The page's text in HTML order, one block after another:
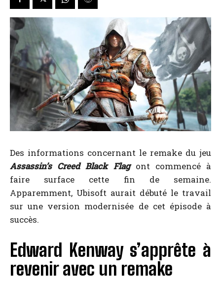
Des informations concernant le remake du jeu
Assassin’s Creed Black Flagont commencé à
faire surface cette fin de semaine.
Apparemment, Ubisoft aurait débuté le travail
sur une version modernisée de cet épisode à
succès.
Edward Kenway s’apprête à
revenir avec un remake